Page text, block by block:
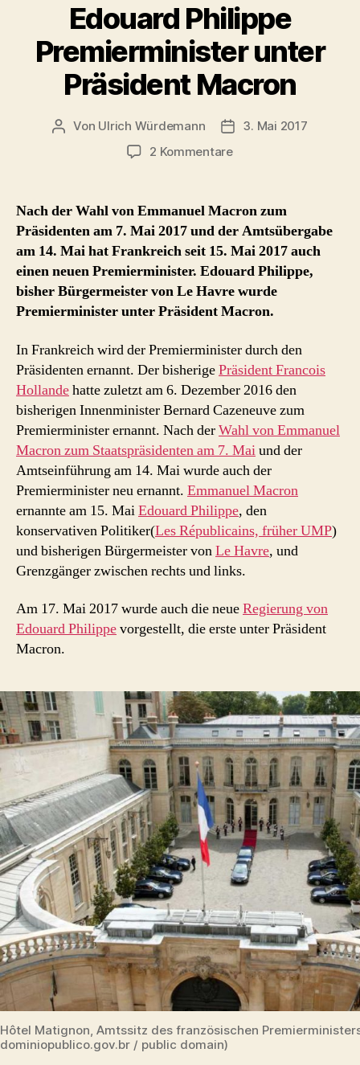
Wahlgang“
Edouard Philippe
Premierminister unter
Präsident Macron
Beitragsautor
Von Ulrich Würdemann Beitragsdatum
3. Mai 2017
2 Kommentarezu
Präsident
Macron
Nach der Wahl von Emmanuel Macron zum
Präsidenten am 7. Mai 2017 und der Amtsübergabe
am 14. Mai hat Frankreich seit 15. Mai 2017 auch
einen neuen Premierminister. Edouard Philippe,
bisher Bürgermeister von Le Havre wurde
Premierminister unter Präsident Macron.
In Frankreich wird der Premierminister durch den
Präsidenten ernannt. Der bisherigePräsident Francois
Hollandehatte zuletzt am 6. Dezember 2016 den
bisherigen Innenminister Bernard Cazeneuve zum
Premierminister ernannt. Nach derWahl von Emmanuel
Macron zum Staatspräsidenten am 7. Maiund der
Amtseinführung am 14. Mai wurde auch der
Premierminister neu ernannt. Emmanuel Macron
ernannte am 15. MaiEdouard Philippe, den
konservativen Politiker(Les Républicains, früher UMP)
und bisherigen Bürgermeister vonLe Havre, und
Grenzgänger zwischen rechts und links.
Am 17. Mai 2017 wurde auch die neueRegierung von
Edouard Philippevorgestellt, die erste unter Präsident
Macron.
Hôtel Matignon, Amtssitz des französischen
dominiopublico.gov.br / public domain)